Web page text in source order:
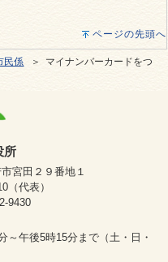
ページの先頭へ
民係 ＞ マイナンバーカードをつ
所
宮田２９番地１
（代表）
9430
～午後5時15分まで（土・日・